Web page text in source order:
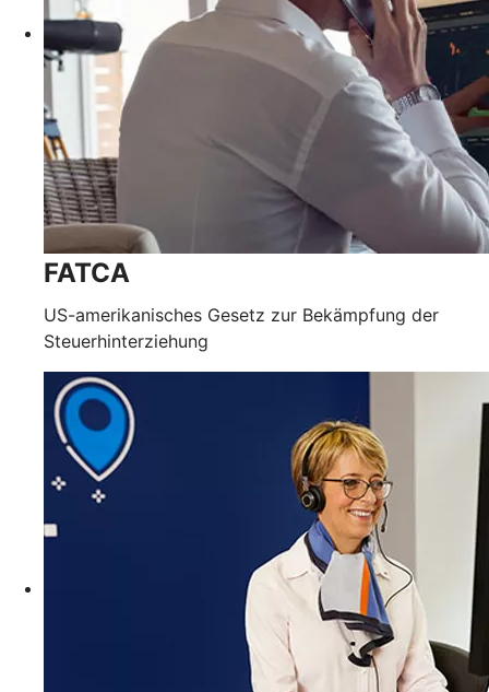
FATCA
US-amerikanisches Gesetz zur Bekämpfung der
Steuerhinterziehung